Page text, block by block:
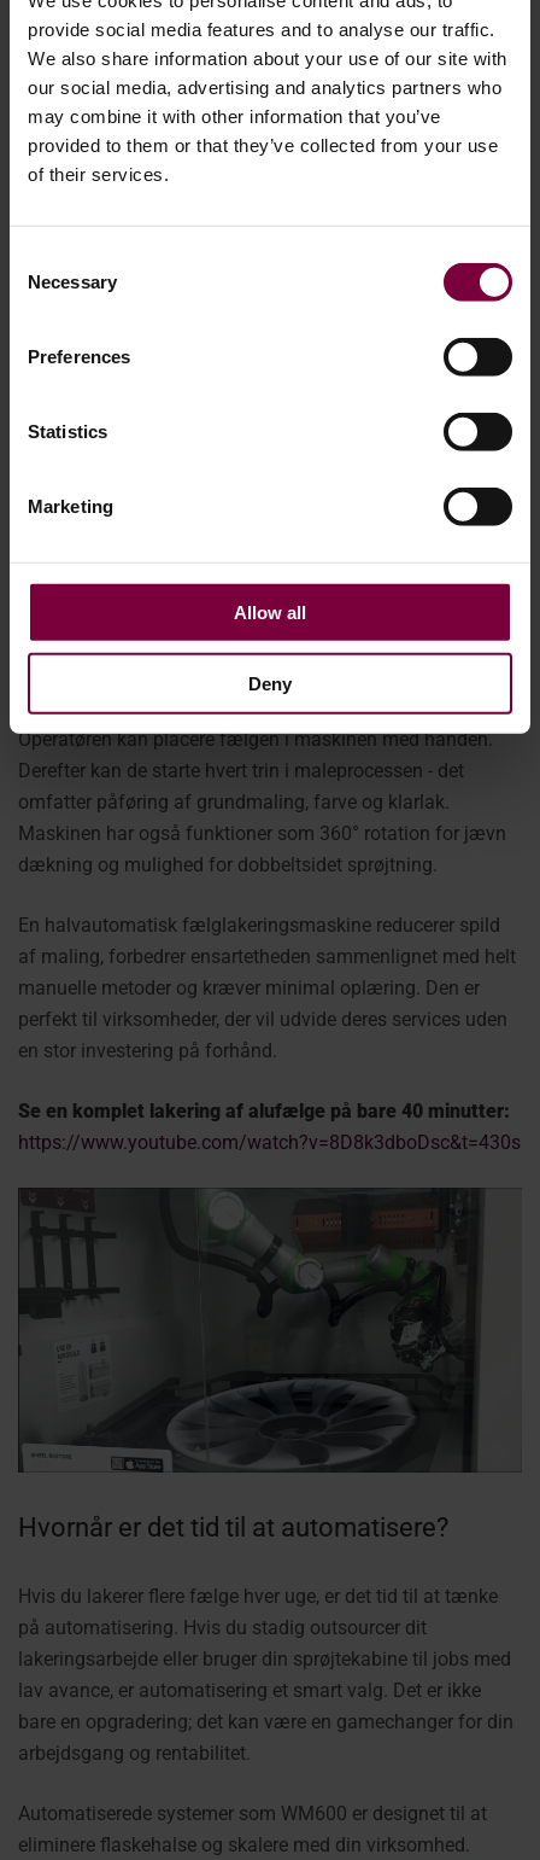
provide social media features and to analyse our traffic.
We also share information about your use of our site with
our social media, advertising and analytics partners who
may combine it with other information that you’ve
provided to them or that they’ve collected from your use
of their services.
Selection
Necessary
Preferences
Statistics
Marketing
Allow all
Deny
Hastighed 1-2 fælge/time 4+ fælge/time
Malingaffald Høj Op til 50% mindre
Matchende farver
Manuel, tilbøjelig
til at begå fejl
Digital, OEM-
nøjagtig
Træningstid
sikkerhed
ekstraheret miljø
investering
Høj margen,
En halvautomatisk fælglakeringsmaskine som WM500
omkostningseffektivt valg. Den kombinerer automatiserede
processer med manuel kontrol for at opnå bedre resultater.
Operatøren kan placere fælgen i maskinen med hånden.
Derefter kan de starte hvert trin i maleprocessen - det
omfatter påføring af grundmaling, farve og klarlak.
Maskinen har også funktioner som 360° rotation for jævn
dækning og mulighed for dobbeltsidet sprøjtning.
En halvautomatisk fælglakeringsmaskine reducerer spild
af maling, forbedrer ensartetheden sammenlignet med helt
manuelle metoder og kræver minimal oplæring. Den er
perfekt til virksomheder, der vil udvide deres services uden
en stor investering på forhånd.
Se en komplet lakering af alufælge på bare 40 minutter:
https://www.youtube.com/watch?v=8D8k3dboDsc&t=430s
Hvornår er det tid til at automatisere?
Hvis du lakerer flere fælge hver uge, er det tid til at tænke
på automatisering. Hvis du stadig outsourcer dit
lakeringsarbejde eller bruger din sprøjtekabine til jobs med
lav avance, er automatisering et smart valg. Det er ikke
bare en opgradering; det kan være en gamechanger for din
arbejdsgang og rentabilitet.
Automatiserede systemer som WM600 er designet til at
eliminere flaskehalse og skalere med din virksomhed.